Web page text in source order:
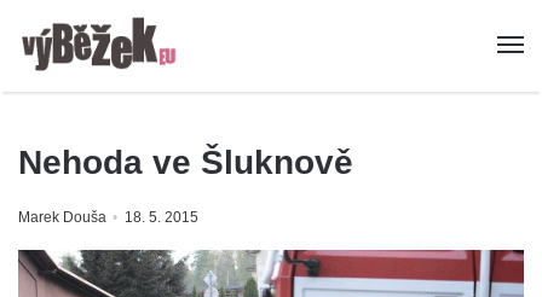
Nehoda ve Šluknově
Marek Douša 18. 5. 2015